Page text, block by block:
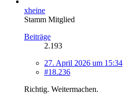
xheine
Stamm Mitglied
Beiträge
2.193
27. April 2026 um 15:34
#18.236
Richtig. Weitermachen.